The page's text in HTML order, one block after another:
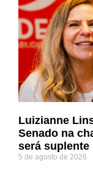
Luizianne
Senado na
será suplente
5 de agosto de 2026